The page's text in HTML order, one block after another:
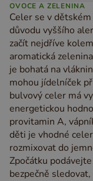
OVOCE A ZELENINA
Celer se v
důvodu vyššího
začít nejdříve
aromatická
je bohatá na
mohou jídelníček
bulvový celer má
energetickou
provitamin A,
děti je vhodné
rozmixovat do
Zpočátku
bezpečně